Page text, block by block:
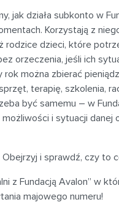
jak działa subkonto w
Korzystają z
rodzice dzieci, które
orzeczenia, jeśli ich
można zbierać
terapię, szkolenia,
być samemu – w
i sytuacji danej
i sprawdź, czy to
z Fundacją Avalon” w
majowego numeru!